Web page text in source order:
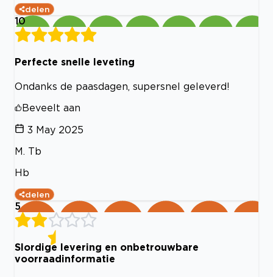
delen
10
Perfecte snelle leveting
Ondanks de paasdagen, supersnel geleverd!
Beveelt aan
3 May 2025
M. Tb
Hb
delen
5
Slordige levering en onbetrouwbare
voorraadinformatie